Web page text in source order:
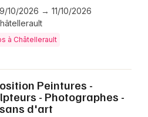
10/2026 → 11/10/2026
à Châtellerault
Peintures -
- Photographes -
d'art